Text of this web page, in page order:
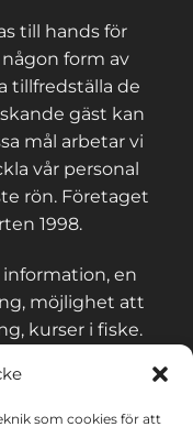
som cookies för att
till hands för
form av
tillfredställa de
gäst kan
mål arbetar vi
vår personal
rön. Företaget
1998.
en
möjlighet att
kurser i fiske.